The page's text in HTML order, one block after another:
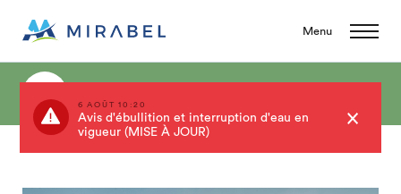
Menu
6 AOÛT 10:20
Avis d'ébullition et interruption d'eau en
vigueur (MISE À JOUR)